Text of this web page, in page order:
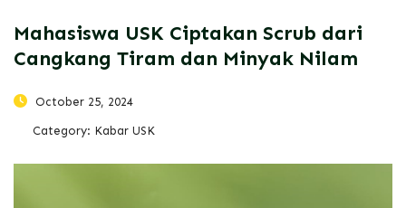
Mahasiswa USK Ciptakan Scrub dari
Cangkang Tiram dan Minyak Nilam
October 25, 2024
Category: Kabar USK